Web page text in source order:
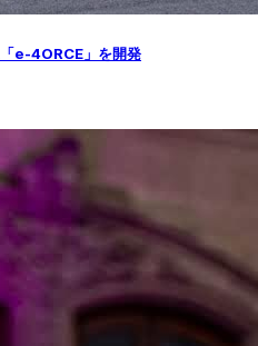
e-4ORCE」を開発